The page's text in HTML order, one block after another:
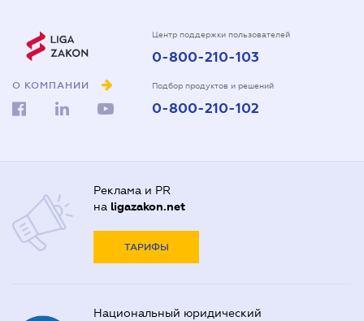
О КОМПАНИИ
Центр поддержки пользователей
0-800-210-103
Подбор продуктов и решений
0-800-210-102
Реклама и PR
на ligazakon.net
ТАРИФЫ
Национальный юридический